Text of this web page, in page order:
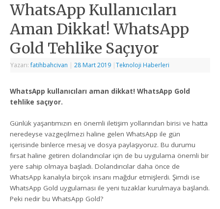
WhatsApp Kullanıcıları
Aman Dikkat! WhatsApp
Gold Tehlike Saçıyor
Yazarı:fatihbahcivan | 28 Mart 2019 |Teknoloji Haberleri
WhatsApp kullanıcıları aman dikkat! WhatsApp Gold
tehlike saçıyor.
Günlük yaşantımızın en önemli iletişim yollarından birisi ve hatta
neredeyse vazgeçilmezi haline gelen WhatsApp ile gün
içerisinde binlerce mesaj ve dosya paylaşıyoruz. Bu durumu
fırsat haline getiren dolandırıcılar için de bu uygulama önemli bir
yere sahip olmaya başladı. Dolandırıcılar daha önce de
WhatsApp kanalıyla birçok insanı mağdur etmişlerdi. Şimdi ise
WhatsApp Gold uygulaması ile yeni tuzaklar kurulmaya başlandı.
Peki nedir bu WhatsApp Gold?